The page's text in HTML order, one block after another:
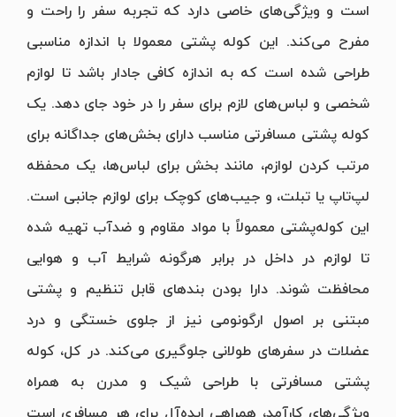
است و ویژگی‌های خاصی دارد که تجربه سفر را راحت و
مفرح می‌کند. این کوله پشتی معمولا با اندازه مناسبی
طراحی شده است که به اندازه کافی جادار باشد تا لوازم
شخصی و لباس‌های لازم برای سفر را در خود جای دهد. یک
کوله پشتی مسافرتی مناسب دارای بخش‌های جداگانه برای
مرتب کردن لوازم، مانند بخش برای لباس‌ها، یک محفظه
لپ‌تاپ یا تبلت، و جیب‌های کوچک برای لوازم جانبی است.
این کوله‌پشتی معمولاً با مواد مقاوم و ضدآب تهیه شده
تا لوازم در داخل در برابر هرگونه شرایط آب و هوایی
محافظت شوند. دارا بودن بندهای قابل تنظیم و پشتی
مبتنی بر اصول ارگونومی نیز از جلوی خستگی و درد
عضلات در سفرهای طولانی جلوگیری می‌کند. در کل، کوله
پشتی مسافرتی با طراحی شیک و مدرن به همراه